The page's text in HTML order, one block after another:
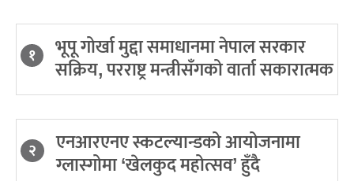
१ भूपू गोर्खा मुद्दा समाधानमा नेपाल सरकार
सक्रिय, परराष्ट्र मन्त्रीसँगको वार्ता सकारात्मक
२ एनआरएनए स्कटल्यान्डको आयोजनामा
ग्लास्गोमा ‘खेलकुद महोत्सव’ हुँदै